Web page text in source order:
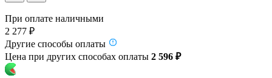
При оплате наличными
2 277 ₽
Другие способы оплаты
Цена при других способах оплаты 2 596 ₽